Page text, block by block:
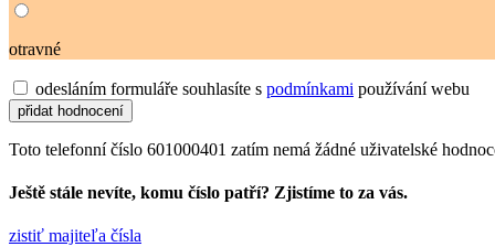
otravné
odesláním formuláře souhlasíte s podmínkami používání webu
Toto telefonní číslo 601000401 zatím nemá žádné uživatelské
Ještě stále nevíte, komu číslo patří? Zjistíme to za vás.
zistiť majiteľa čísla